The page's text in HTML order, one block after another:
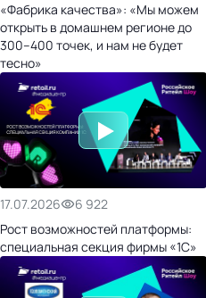
«Фабрика качества»: «Мы можем
открыть в домашнем регионе до
300–400 точек, и нам не будет
тесно»
17.07.2026
6 922
Рост возможностей платформы:
специальная секция фирмы «1С»